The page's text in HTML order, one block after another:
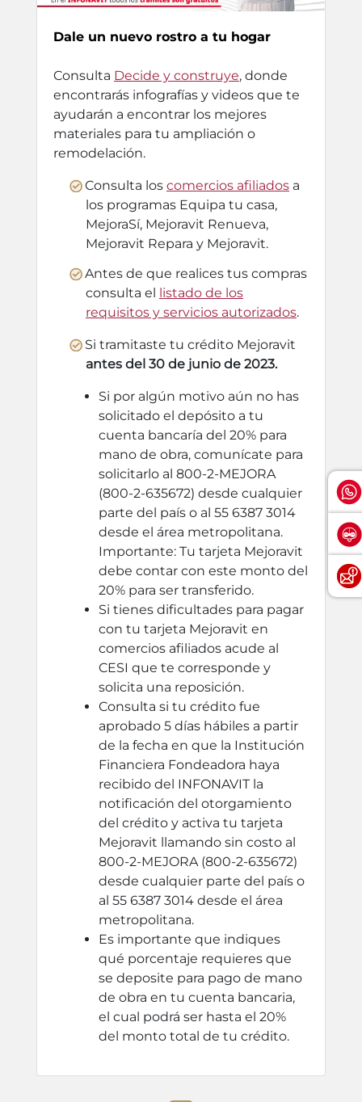
Dale un nuevo rostro a tu hogar
Consulta Decide y construye, donde
encontrarás infografías y videos que te
ayudarán a encontrar los mejores
materiales para tu ampliación o
remodelación.
Consulta los comercios afiliados a
los programas Equipa tu casa,
MejoraSí, Mejoravit Renueva,
Mejoravit Repara y Mejoravit.
Antes de que realices tus compras
consulta el listado de los
requisitos y servicios autorizados.
Si tramitaste tu crédito Mejoravit
antes del 30 de junio de 2023.
Si por algún motivo aún no has
solicitado el depósito a tu
cuenta bancaría del 20% para
mano de obra, comunícate para
solicitarlo al 800-2-MEJORA
(800-2-635672) desde cualquier
parte del país o al 55 6387 3014
desde el área metropolitana.
Importante: Tu tarjeta Mejoravit
debe contar con este monto del
20% para ser transferido.
Si tienes dificultades para pagar
con tu tarjeta Mejoravit en
comercios afiliados acude al
CESI que te corresponde y
solicita una reposición.
Consulta si tu crédito fue
aprobado 5 días hábiles a partir
de la fecha en que la Institución
Financiera Fondeadora haya
recibido del INFONAVIT la
notificación del otorgamiento
del crédito y activa tu tarjeta
Mejoravit llamando sin costo al
800-2-MEJORA (800-2-635672)
desde cualquier parte del país o
al 55 6387 3014 desde el área
metropolitana.
Es importante que indiques
qué porcentaje requieres que
se deposite para pago de mano
de obra en tu cuenta bancaria,
el cual podrá ser hasta el 20%
del monto total de tu crédito.